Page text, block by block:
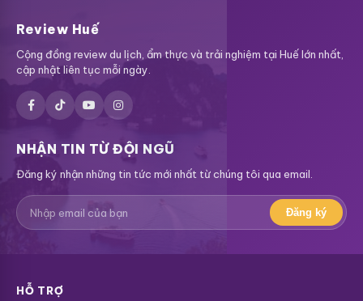
Review Huế
Cộng đồng review du lịch, ẩm thực và trải nghiệm tại Huế lớn nhất,
cập nhật liên tục mỗi ngày.
NHẬN TIN TỪ ĐỘI NGŨ
Đăng ký nhận những tin tức mới nhất từ chúng tôi qua email.
Đăng ký
HỖ TRỢ